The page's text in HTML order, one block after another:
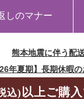
しのマナー
熊本地震に伴う配
年夏期】長期休暇
込) 以上ご購